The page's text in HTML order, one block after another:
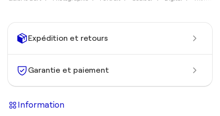
Expédition et retours
Garantie et paiement
Information